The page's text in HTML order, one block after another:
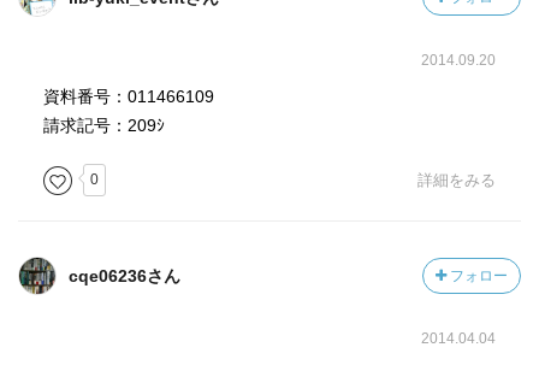
2014.09.20
資料番号：011466109
請求記号：209ｼ
0 詳細をみる
cqe06236さん フォロー
2014.04.04